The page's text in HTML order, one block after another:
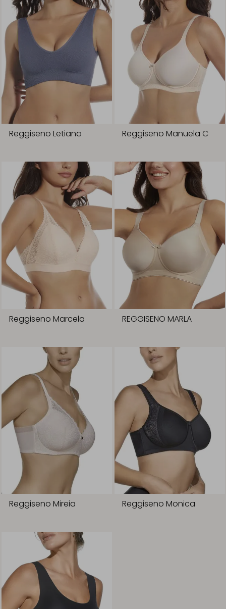
Reggiseno Letiana Reggiseno Manuela C
Reggiseno Marcela REGGISENO MARLA
Reggiseno Mireia Reggiseno Monica